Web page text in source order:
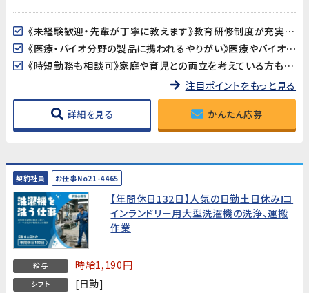
《未経験歓迎・先輩が丁寧に教えます》教育研修制度が充実しているので、製造・検査業務が初めての方も安心してスタートできます。アットホームな職場で長く働きやすい環境です。
《医療・バイオ分野の製品に携われるやりがい》医療やバイオ分野で使用されるマイクロ流路チップの品質を守る、社会に貢献できるお仕事です。クリーンルームでの作業で清潔な環境が保たれています。
《時短勤務も相談可》家庭や育児との両立を考えている方も歓迎。時短勤務のご相談に対応しています。家庭都合での休みも取りやすい職場です。
注目ポイントをもっと見る
詳細を見る かんたん応募
契約社員 お仕事No21-4465
【年間休日132日】人気の日勤土日休み!コ
インランドリー用大型洗濯機の洗浄、運搬
作業
給与 時給1,190円
シフト [日勤]